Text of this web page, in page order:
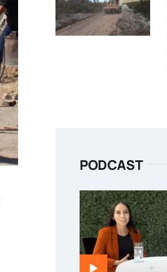
PODCAST